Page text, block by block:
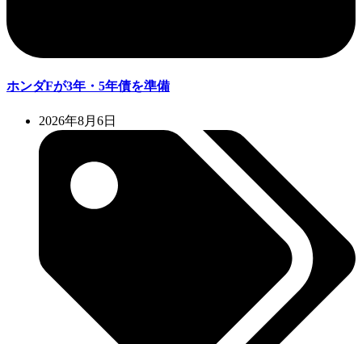
ホンダFが3年・5年債を準備
2026年8月6日